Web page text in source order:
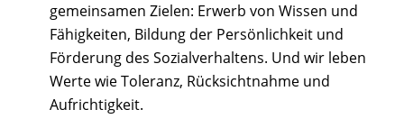
gemeinsamen Zielen: Erwerb von Wissen und
Fähigkeiten, Bildung der Persönlichkeit und
Förderung des Sozialverhaltens. Und wir leben
Werte wie Toleranz, Rücksichtnahme und
Aufrichtigkeit.